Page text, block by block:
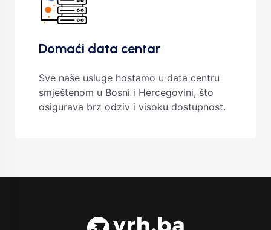
Domaći data centar
Sve naše usluge hostamo u data centru
smještenom u Bosni i Hercegovini, što
osigurava brz odziv i visoku dostupnost.